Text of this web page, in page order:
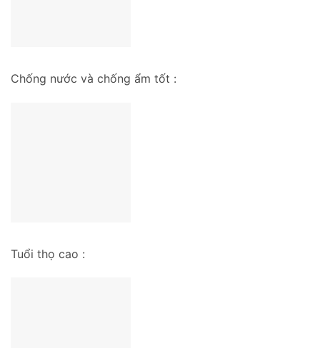
Chống nước và chống ẩm tốt :
Tuổi thọ cao :